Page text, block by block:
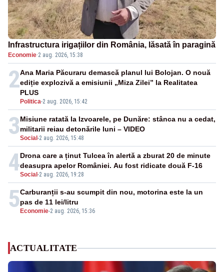
Infrastructura irigațiilor din România, lăsată în paragină
Economie·2 aug. 2026, 15:38
2
Politica-2 aug. 2026, 15:42
Ana Maria Păcuraru demască planul lui Bolojan. O nouă
ediție explozivă a emisiunii „Miza Zilei” la Realitatea
PLUS
3Social -2 aug. 2026, 15:48
Misiune ratată la Izvoarele, pe Dunăre: stânca nu a cedat,
militarii reiau detonările luni – VIDEO
4Social -2 aug. 2026, 19:28
Drona care a ținut Tulcea în alertă a zburat 20 de minute
deasupra apelor României. Au fost ridicate două F-16
5 Economie-2 aug. 2026, 15:36
Carburanții s-au scumpit din nou, motorina este la un
pas de 11 lei/litru
ACTUALITATE